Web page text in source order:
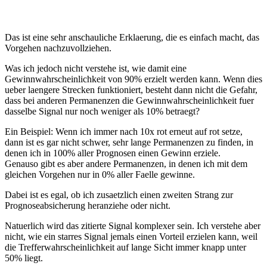
Das ist eine sehr anschauliche Erklaerung, die es einfach macht, das
Vorgehen nachzuvollziehen.
Was ich jedoch nicht verstehe ist, wie damit eine
Gewinnwahrscheinlichkeit von 90% erzielt werden kann. Wenn dies
ueber laengere Strecken funktioniert, besteht dann nicht die Gefahr,
dass bei anderen Permanenzen die Gewinnwahrscheinlichkeit fuer
dasselbe Signal nur noch weniger als 10% betraegt?
Ein Beispiel: Wenn ich immer nach 10x rot erneut auf rot setze,
dann ist es gar nicht schwer, sehr lange Permanenzen zu finden, in
denen ich in 100% aller Prognosen einen Gewinn erziele.
Genauso gibt es aber andere Permanenzen, in denen ich mit dem
gleichen Vorgehen nur in 0% aller Faelle gewinne.
Dabei ist es egal, ob ich zusaetzlich einen zweiten Strang zur
Prognoseabsicherung heranziehe oder nicht.
Natuerlich wird das zitierte Signal komplexer sein. Ich verstehe aber
nicht, wie ein starres Signal jemals einen Vorteil erzielen kann, weil
die Trefferwahrscheinlichkeit auf lange Sicht immer knapp unter
50% liegt.